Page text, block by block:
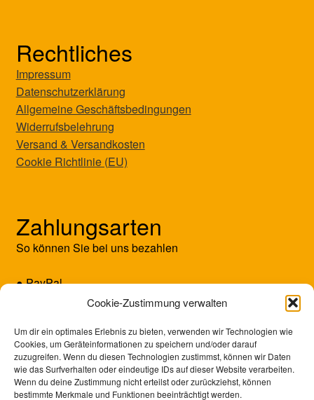
Cookie-Zustimmung verwalten
Um dir ein optimales Erlebnis zu bieten, verwenden wir Technologien wie
Cookies, um Geräteinformationen zu speichern und/oder darauf
zuzugreifen. Wenn du diesen Technologien zustimmst, können wir Daten
wie das Surfverhalten oder eindeutige IDs auf dieser Website verarbeiten.
Wenn du deine Zustimmung nicht erteilst oder zurückziehst, können
bestimmte Merkmale und Funktionen beeinträchtigt werden.
Rechtliches
Impressum
Datenschutzerklärung
Allgemeine Geschäftsbedingungen
Widerrufsbelehrung
Versand & Versandkosten
Cookie Richtlinie (EU)
Zahlungsarten
So können Sie bei uns bezahlen
● PayPal
● Kreditkarte (Mastercard/Visa)